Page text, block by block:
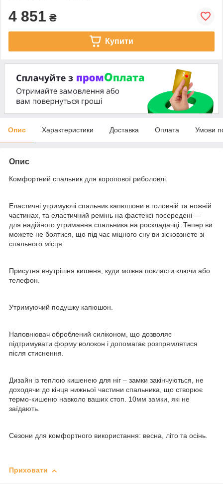
4 851 ₴
Купити
Опис Характеристики Доставка Оплата Умови
Опис
Комфортний спальник для коропової риболовлі.
Еластичні утримуючі спальник капюшони в головній та ножній
частинах, та еластичний ремінь на фастексі посередені —
для надійного утримання спальника на роскладачці. Тепер ви
можете не боятися, що під час міцного сну ви зісковзнете зі
спального місця.
Присутня внутрішня кишеня, куди можна покласти ключи або
телефон.
Утримуючий подушку капюшон.
Наповнювач оброблений силіконом, що дозволяє
підтримувати форму волокон і допомагає розпрямлятися
після стиснення.
Дизайн із теплою кишенею для ніг – замки закінчуються, не
доходячи до кінця нижньої частини спальника, що створює
термо-кишеню навколо ваших стоп. 10мм замки, які не
заїдають.
Сезони для комфортного використання: весна, літо та осінь.
Приховати